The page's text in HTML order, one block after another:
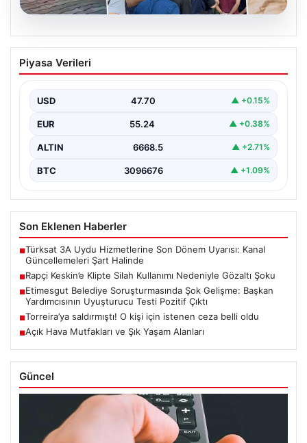
Rapçi Keskin’e Klipte Silah Kullanımı
Nedeniyle Gözaltı Şoku
gerçekleştirdiği klip çekimi sırasında silah kullanımı…
Piyasa Verileri
USD 47.70 ▲ +0.15%
EUR 55.24 ▲ +0.38%
ALTIN 6668.5 ▲ +2.71%
BTC 3096676 ▲ +1.09%
Son Eklenen Haberler
■Türksat 3A Uydu Hizmetlerine Son Dönem Uyarısı: Kanal
Güncellemeleri Şart Halinde
■Rapçi Keskin’e Klipte Silah Kullanımı Nedeniyle Gözaltı Şoku
■Etimesgut Belediye Soruşturmasında Şok Gelişme: Başkan
Yardımcısının Uyuşturucu Testi Pozitif Çıktı
■Torreira’ya saldırmıştı! O kişi için istenen ceza belli oldu
■Açık Hava Mutfakları ve Şık Yaşam Alanları
Güncel